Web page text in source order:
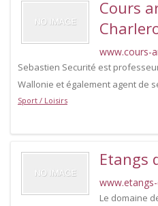
Cours
www.cours-
Sebastien Securité est
Wallonie et également agent de
Sport / Loisirs
Etangs
Le domaine